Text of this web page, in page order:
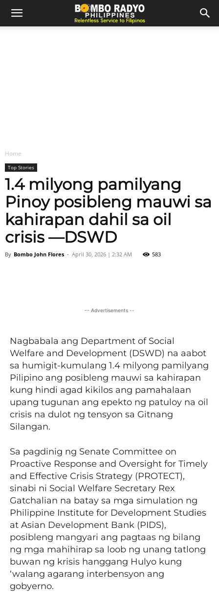
Home
Top Stories
1.4 milyong pamilyang
Pinoy posibleng mauwi sa
kahirapan dahil sa oil
crisis —DSWD
By Bombo John Flores - April 30, 2026 | 2:32 AM 583
-- Advertisements --
Nagbabala ang Department of Social
Welfare and Development (DSWD) na aabot
sa humigit-kumulang 1.4 milyong pamilyang
Pilipino ang posibleng mauwi sa kahirapan
kung hindi agad kikilos ang pamahalaan
upang tugunan ang epekto ng patuloy na oil
crisis na dulot ng tensyon sa Gitnang
Silangan.
Sa pagdinig ng Senate Committee on
Proactive Response and Oversight for Timely
and Effective Crisis Strategy (PROTECT),
sinabi ni Social Welfare Secretary Rex
Gatchalian na batay sa mga simulation ng
Philippine Institute for Development Studies
at Asian Development Bank (PIDS),
posibleng mangyari ang pagtaas ng bilang
ng mga mahihirap sa loob ng unang tatlong
buwan ng krisis hanggang Hulyo kung
‘walang agarang interbensyon ang
gobyerno.